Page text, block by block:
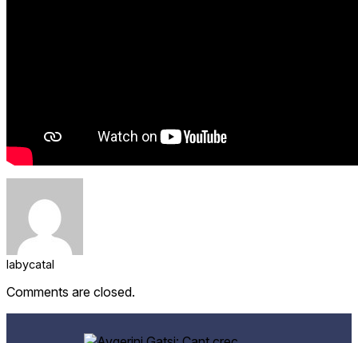
labycatal
Comments are closed.